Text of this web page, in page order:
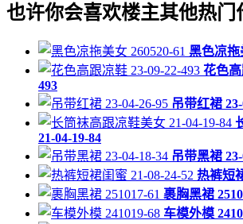
也许你会喜欢楼主其他热门
黑色凉拖
花色高
493
吊带红裙
21-04-19-84
吊带黑裙
热裤短
裹胸黑裙
车模外模